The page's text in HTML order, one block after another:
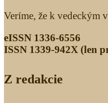
Veríme, že k vedeckým
eISSN 1336-6556
ISSN 1339­-942X (len
Z redakcie